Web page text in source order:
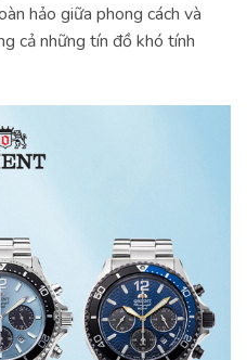
hảo giữa phong cách và
cả những tín đồ khó tính